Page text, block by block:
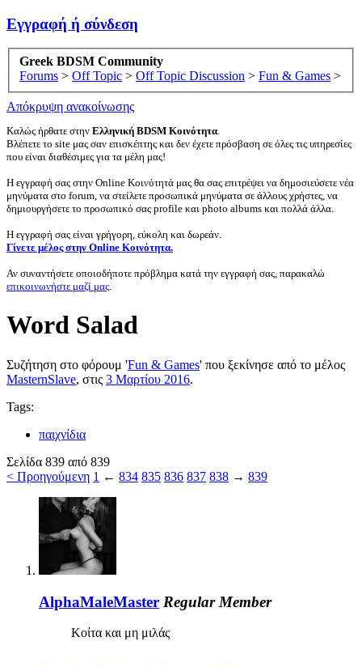
Εγγραφή ή σύνδεση
Greek BDSM Community
Forums > Off Topic > Off Topic Discussion > Fun & Games >
Απόκρυψη ανακοίνωσης
Καλώς ήρθατε στην Ελληνική BDSM Κοινότητα.
Βλέπετε το site μας σαν επισκέπτης και δεν έχετε πρόσβαση σε όλες τις υπηρεσίες
που είναι διαθέσιμες για τα μέλη μας!
Η εγγραφή σας στην Online Κοινότητά μας θα σας επιτρέψει να δημοσιεύσετε νέα
μηνύματα στο forum, να στείλετε προσωπικά μηνύματα σε άλλους χρήστες, να
δημιουργήσετε το προσωπικό σας profile και photo albums και πολλά άλλα.
Η εγγραφή σας είναι γρήγορη, εύκολη και δωρεάν.
Γίνετε μέλος στην Online Κοινότητα.
Αν συναντήσετε οποιοδήποτε πρόβλημα κατά την εγγραφή σας, παρακαλώ
επικοινωνήστε μαζί μας.
Word Salad
Συζήτηση στο φόρουμ 'Fun & Games' που ξεκίνησε από το μέλος
MasternSlave, στις 3 Μαρτίου 2016.
Tags:
παιχνίδια
Σελίδα 839 από 839
< Προηγούμενη 1 ← 834 835 836 837 838 → 839
AlphaMaleMaster Regular Member
Κοίτα και μη μιλάς